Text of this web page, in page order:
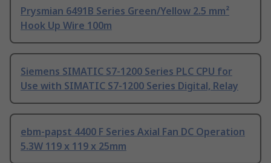
Prysmian 6491B Series Green/Yellow 2.5 mm²
Hook Up Wire 100m
Siemens SIMATIC S7-1200 Series PLC CPU for
Use with SIMATIC S7-1200 Series Digital, Relay
ebm-papst 4400 F Series Axial Fan DC Operation
5.3W 119 x 119 x 25mm